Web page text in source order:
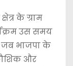
के ग्राम
उस समय
जब भाजपा के
और